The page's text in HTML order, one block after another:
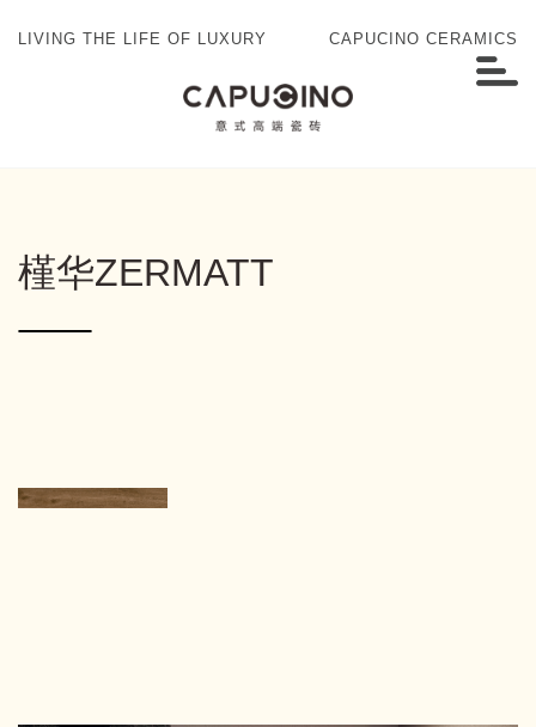
LIVING THE LIFE OF LUXURY CAPUCINO CERAMICS
槿华ZERMATT